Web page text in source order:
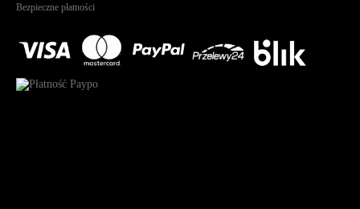
Bezpieczne płatności